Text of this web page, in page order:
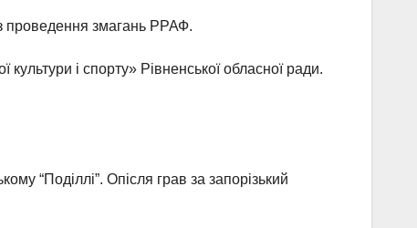
проведення змагань РРАФ.
культури і спорту» Рівненської обласної ради.
“Поділлі”. Опісля грав за запорізький